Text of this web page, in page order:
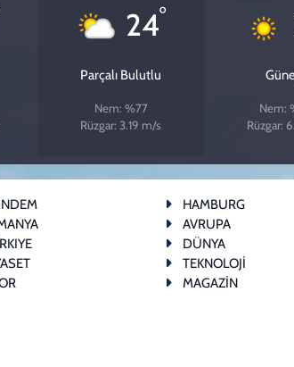
24°
Parçalı Bulutlu
Nem: %77
Rüzgar: 3.19 m/s
Nem:
Rüzgar:
HAMBURG
AVRUPA
DÜNYA
TEKNOLOJİ
MAGAZİN